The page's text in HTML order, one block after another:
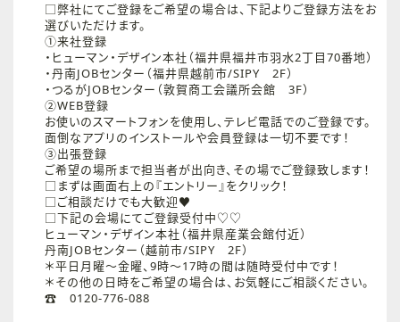
□弊社にてご登録をご希望の場合は、下記よりご登録方法をお
選びいただけます。
①来社登録
・ヒューマン・デザイン本社（福井県福井市羽水2丁目70番地）
・丹南JOBセンター（福井県越前市/SIPY 2F）
・つるがJOBセンター（敦賀商工会議所会館 3F）
②WEB登録
お使いのスマートフォンを使用し、テレビ電話でのご登録です。
面倒なアプリのインストールや会員登録は一切不要です！
③出張登録
ご希望の場所まで担当者が出向き、その場でご登録致します！
□まずは画面右上の『エントリー』をクリック！
□ご相談だけでも大歓迎♥
□下記の会場にてご登録受付中♡♡
ヒューマン・デザイン本社（福井県産業会館付近）
丹南JOBセンター（越前市/SIPY 2F）
＊平日月曜～金曜、9時～17時の間は随時受付中です！
＊その他の日時をご希望の場合は、お気軽にご相談ください。
☎ 0120-776-088